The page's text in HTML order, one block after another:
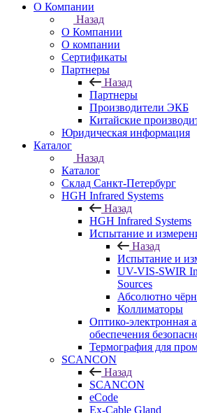
О Компании
Назад
О Компании
О компании
Сертификаты
Партнеры
Назад
Партнеры
Производители ЭКБ
Китайские
Юридическая информация
Каталог
Назад
Каталог
Cклад Санкт-Петербург
HGH Infrared Systems
Назад
HGH Infrared Systems
Испытание и
Назад
Испытание и
UV-VIS-SWIR
Sources
Абсолютно
Коллиматоры
Оптико-электронная
обеспечения
Термография для
SCANCON
Назад
SCANCON
eCode
Ex-Cable Gland